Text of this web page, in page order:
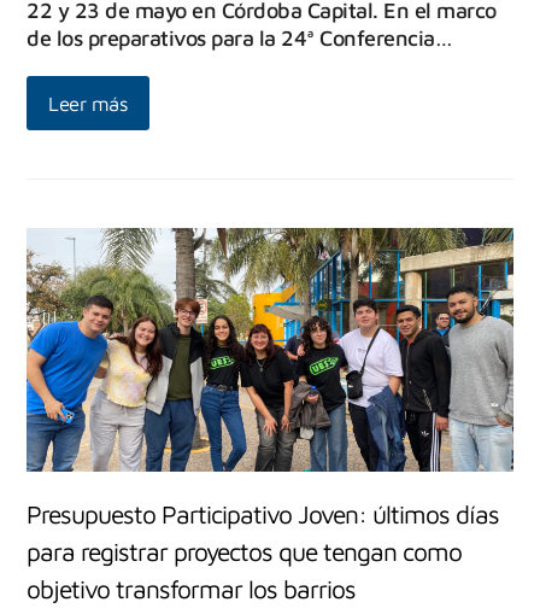
22 y 23 de mayo en Córdoba Capital. En el marco
de los preparativos para la 24ª Conferencia…
Leer más
Presupuesto Participativo Joven: últimos días
para registrar proyectos que tengan como
objetivo transformar los barrios